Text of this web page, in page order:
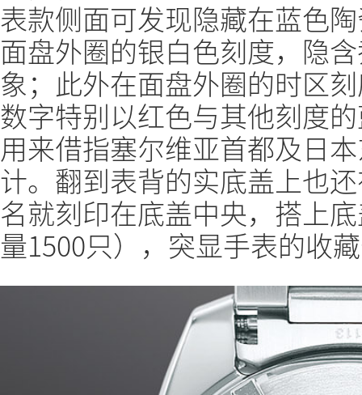
表款侧面可发现隐藏在蓝色
面盘外圈的银白色刻度，隐
象；此外在面盘外圈的时区
数字特别以红色与其他刻度
用来借指塞尔维亚首都及日
计。翻到表背的实底盖上也
名就刻印在底盖中央，搭上
量1500只），突显手表的收